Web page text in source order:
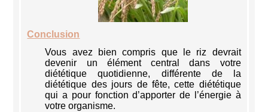
Conclusion
Vous avez bien compris que le riz devrait
devenir un élément central dans votre
diététique quotidienne, différente de la
diététique des jours de fête, cette diététique
qui a pour fonction d’apporter de l’énergie à
votre organisme.